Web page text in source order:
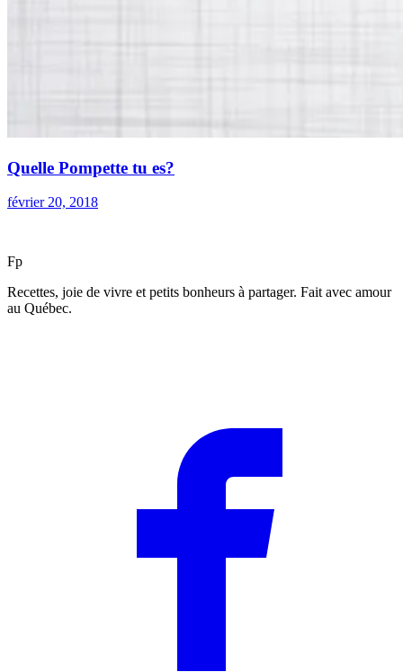
Quelle Pompette tu es?
février 20, 2018
Fp
Recettes, joie de vivre et petits bonheurs à partager. Fait avec amour
au Québec.